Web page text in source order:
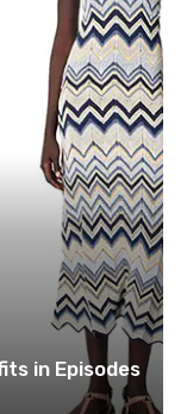
in Episodes